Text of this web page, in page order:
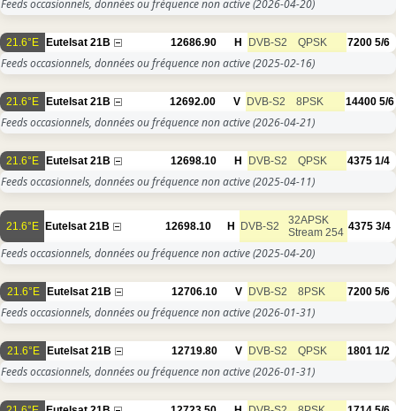
Feeds occasionnels, données ou fréquence non active(2026-04-20)
21.6°E Eutelsat 21B 12686.90 H DVB-S2 QPSK 7200 5/6
Feeds occasionnels, données ou fréquence non active(2025-02-16)
21.6°E Eutelsat 21B 12692.00 V DVB-S2 8PSK 14400 5/6
Feeds occasionnels, données ou fréquence non active(2026-04-21)
21.6°E Eutelsat 21B 12698.10 H DVB-S2 QPSK 4375 1/4
Feeds occasionnels, données ou fréquence non active(2025-04-11)
21.6°E Eutelsat 21B 12698.10 H DVB-S2
32APSK
Stream 254 4375 3/4
Feeds occasionnels, données ou fréquence non active(2025-04-20)
21.6°E Eutelsat 21B 12706.10 V DVB-S2 8PSK 7200 5/6
Feeds occasionnels, données ou fréquence non active(2026-01-31)
21.6°E Eutelsat 21B 12719.80 V DVB-S2 QPSK 1801 1/2
Feeds occasionnels, données ou fréquence non active(2026-01-31)